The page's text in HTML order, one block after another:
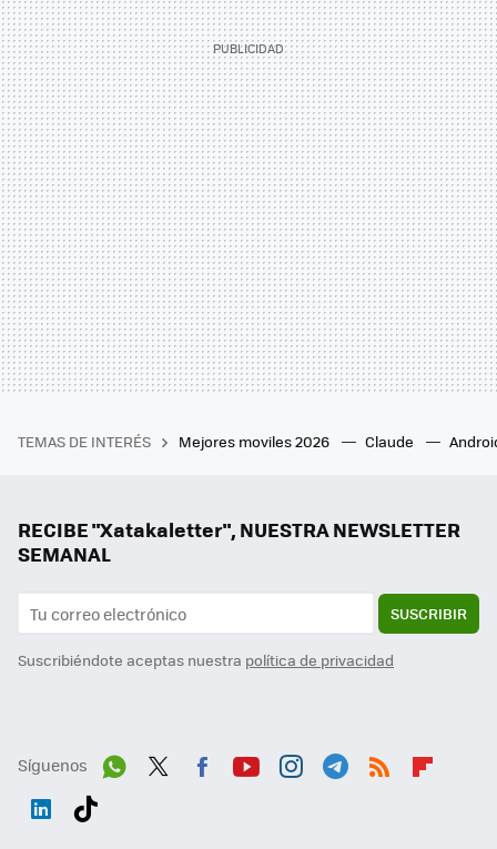
TEMAS DE INTERÉS Mejores moviles 2026 Claude
RECIBE "Xatakaletter", NUESTRA NEWSLETTER
SEMANAL
SUSCRIBIR
Suscribiéndote aceptas nuestra política de privacidad
Síguenos